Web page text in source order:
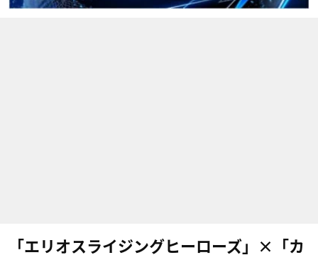
「エリオスライジングヒーローズ」×「カ